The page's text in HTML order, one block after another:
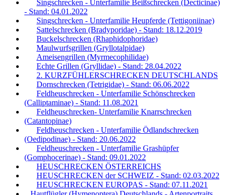
Singschrecken - Unterfamilie Beißschrecken (Decticinae)
- Stand: 04.01.2022
Singschrecken - Unterfamilie Heupferde (Tettigoniinae)
Sattelschrecken (Bradyporidae) - Stand: 18.12.2019
Buckelschrecken (Rhaphidophoridae)
Maulwurfsgrillen (Gryllotalpidae)
Ameisengrillen (Myrmecophilidae)
Echte Grillen (Gryllidae) - Stand: 28.04.2022
2. KURZFÜHLERSCHRECKEN DEUTSCHLANDS
Dornschrecken (Tetrigidae) - Stand: 06.06.2022
Feldheuschrecken - Unterfamilie Schönschrecken
(Calliptaminae) - Stand: 11.08.2021
Feldheuschrecken- Unterfamilie Knarrschrecken
(Catantopinae)
Feldheuschrecken - Unterfamilie Ödlandschrecken
(Oedipodinae) - Stand: 20.06.2022
Feldheuschrecken - Unterfamilie Grashüpfer
(Gomphocerinae) - Stand: 09.01.2022
HEUSCHRECKEN ÖSTERREICHS
HEUSCHRECKEN der SCHWEIZ - Stand: 02.03.2022
HEUSCHRECKEN EUROPAS - Stand: 07.11.2021